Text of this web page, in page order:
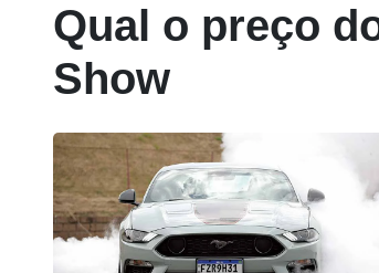
Qual o preço
Show